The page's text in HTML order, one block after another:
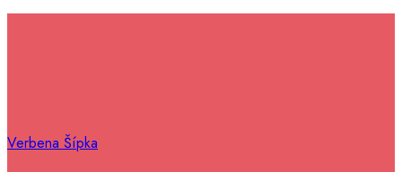
Verbena Šípka